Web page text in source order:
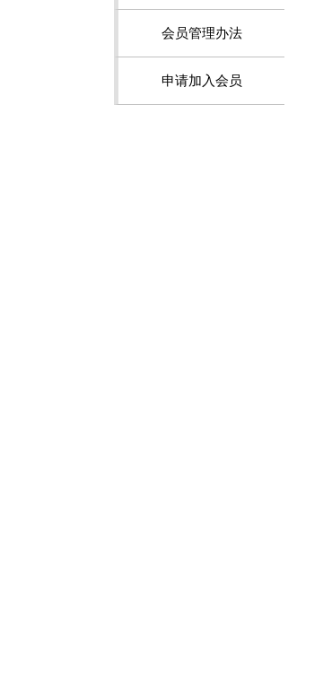
会员管理办法
申请加入会员